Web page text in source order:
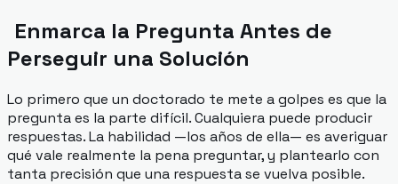
Enmarca la Pregunta Antes de
Perseguir una Solución
Lo primero que un doctorado te mete a golpes es que la
pregunta es la parte difícil. Cualquiera puede producir
respuestas. La habilidad —los años de ella— es averiguar
qué vale realmente la pena preguntar, y plantearlo con
tanta precisión que una respuesta se vuelva posible.